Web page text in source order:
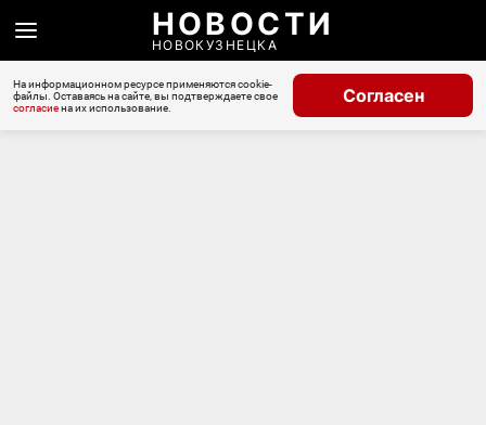
НОВОСТИ
НОВОКУЗНЕЦКА
На информационном ресурсе применяются cookie-
файлы. Оставаясь на сайте, вы подтверждаете свое
согласиена их использование.
Согласен